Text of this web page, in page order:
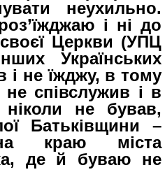
неухильно.
і ні до
своєї Церкви (УПЦ
Українських
і не їжджу, в тому
співслужив і в
не бував,
Батьківщини –
на краю міста
де й буваю не